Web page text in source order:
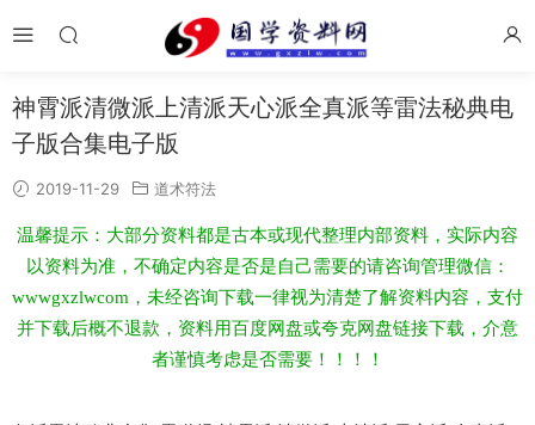
神霄派清微派上清派天心派全真派等雷法秘典电
子版合集电子版
2019-11-29 道术符法
温馨提示：大部分资料都是古本或现代整理内部资料，实际内容
以资料为准，不确定内容是否是自己需要的请咨询管理微信：
wwwgxzlwcom，未经咨询下载一律视为清楚了解资料内容，支付
并下载后概不退款，资料用百度网盘或夸克网盘链接下载，介意
者谨慎考虑是否需要！！！！